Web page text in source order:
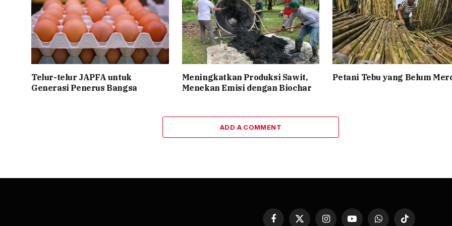
Telur-telur JAPFA untuk
Generasi Penerus Bangsa
Meningkatkan Produksi Sawit,
Menekan Emisi dengan Biochar
Petani Tebu yang Belum
ADD A COMMENT
Facebook
X InstagramYouTubeWhatsAppTikTok